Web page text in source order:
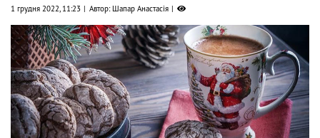
1 грудня 2022, 11:23 Автор: Шапар Анастасія